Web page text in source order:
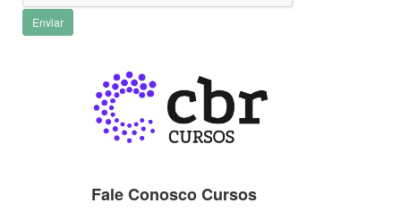
Enviar
Fale Conosco Cursos